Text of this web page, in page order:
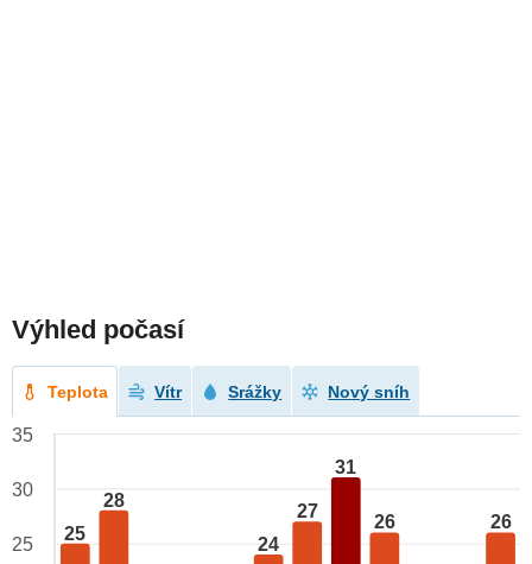
Výhled počasí
Teplota Vítr Srážky Nový sníh
25
28
24
27
31
26 26
35
30
25